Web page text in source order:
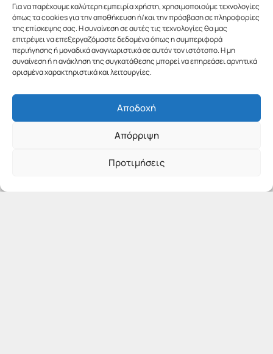
Για να παρέχουμε καλύτερη εμπειρία χρήστη, χρησιμοποιούμε τεχνολογίες
όπως τα cookies για την αποθήκευση ή/και την πρόσβαση σε πληροφορίες
της επίσκεψης σας. Η συναίνεση σε αυτές τις τεχνολογίες θα μας
επιτρέψει να επεξεργαζόμαστε δεδομένα όπως η συμπεριφορά
περιήγησης ή μοναδικά αναγνωριστικά σε αυτόν τον ιστότοπο. Η μη
συναίνεση ή η ανάκληση της συγκατάθεσης μπορεί να επηρεάσει αρνητικά
ορισμένα χαρακτηριστικά και λειτουργίες.
Αποδοχή
Απόρριψη
Προτιμήσεις